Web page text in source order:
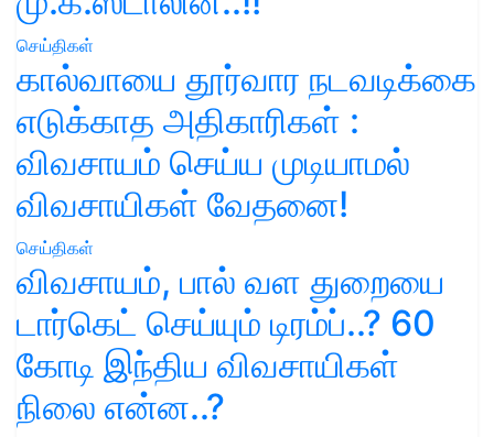
செய்திகள்
கால்வாயை தூர்வார நடவடிக்கை
எடுக்காத அதிகாரிகள் :
விவசாயம் செய்ய முடியாமல்
விவசாயிகள் வேதனை!
செய்திகள்
விவசாயம், பால் வள துறையை
டார்கெட் செய்யும் டிரம்ப்..? 60
கோடி இந்திய விவசாயிகள்
நிலை என்ன..?